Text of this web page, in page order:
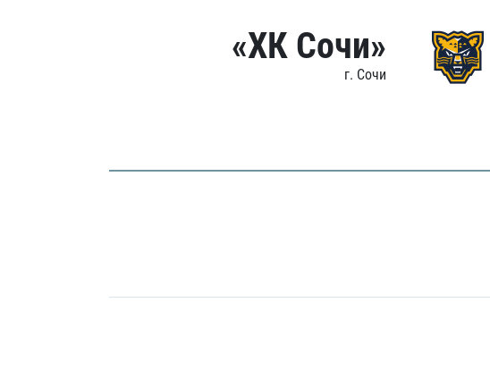
«ХК Сочи»
г. Сочи